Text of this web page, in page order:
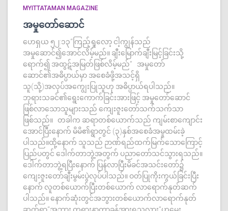
MYITTATAMAN MAGAZINE
အမှုတော်ဆောင်
ဟေရှယ ၅၂:၁၃“ကြည့်ရှုလော့ ငါ့ကျွန်သည်
အမှုဆောင်၍အောင်လိမ့်မည်။ ချီးမြောက်ချီးမြင့်ခြင်းသို့
ရောက်၍ အထွဋ်အမြတ်ဖြစ်လိမ့်မည်” အမှုတော်
ဆောင်၏အဓိပ္ပာယ်မှာ အစေခံဖို့အသင့်ရှိ
သူ(သို့)အလုပ်အကျွေးပြုသူဟု အဓိပ္ပာယ်ရပါသည်။
ဘုရားသခင်၏ရွေးကောက်ခြင်းအားဖြင့် အမှုတော်ဆောင်
ဖြစ်လာသောသူများသည် ကျေးဇူးတော်သက်သက်သာ
ဖြစ်သည်။ တခါက ဆရာတစ်ယောက်သည် ကျမ်းစာကျောင်း
အောင်ပြီးနောက် မိမိ၏ရွာတွင် (၃)နှစ်အစေခံအမှုထမ်းခဲ့
ပါသည်။ထို့နောက် သူသည် ဉာဏ်ရည်ထက်မြက်သောကြောင့်
ပြည်ပတွင် ဒေါက်တာဘွဲ့အတွက် ပညာတော်သင်သွားရသည်။
ဒေါက်တာဘွဲ့ရပြီးနောက် ပြန်လာပြီးမိခင်အသင်းတော်၌
ကျေးဇူးတော်ချီးမွမ်းပွဲလုပ်ပါသည်။ ဝတ်ပြုကိုးကွယ်ခြင်းပြီး
နောက် လူတစ်ယောက်ပြီးတစ်ယောက် လာရောက်နုတ်ဆက်
ပါသည်။ နောက်ဆုံးတွင်အဘွားတစ်ယောက်လာရောက်နုတ်